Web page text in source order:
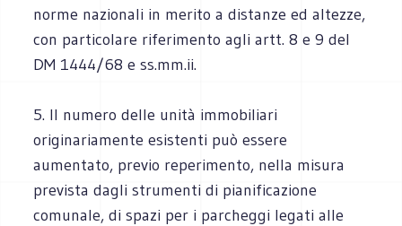
norme nazionali in merito a distanze ed altezze,
con particolare riferimento agli artt. 8 e 9 del
DM 1444/68 e ss.mm.ii.
5. Il numero delle unità immobiliari
originariamente esistenti può essere
aumentato, previo reperimento, nella misura
prevista dagli strumenti di pianificazione
comunale, di spazi per i parcheggi legati alle